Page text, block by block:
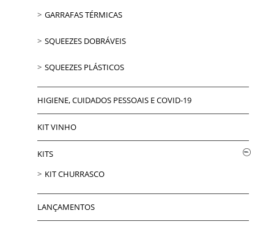
GARRAFAS TÉRMICAS
SQUEEZES DOBRÁVEIS
SQUEEZES PLÁSTICOS
HIGIENE, CUIDADOS PESSOAIS E COVID-19
KIT VINHO
KITS
KIT CHURRASCO
LANÇAMENTOS